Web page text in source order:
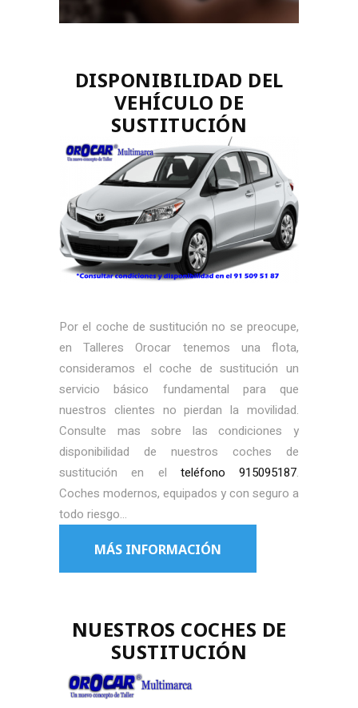
DISPONIBILIDAD DEL
VEHÍCULO DE
SUSTITUCIÓN
Por el coche de sustitución no se preocupe,
en Talleres Orocar tenemos una flota,
consideramos el coche de sustitución un
servicio básico fundamental para que
nuestros clientes no pierdan la movilidad.
Consulte mas sobre las condiciones y
disponibilidad de nuestros coches de
sustitución en el teléfono 915095187.
Coches modernos, equipados y con seguro a
todo riesgo…
MÁS INFORMACIÓN
NUESTROS COCHES DE
SUSTITUCIÓN